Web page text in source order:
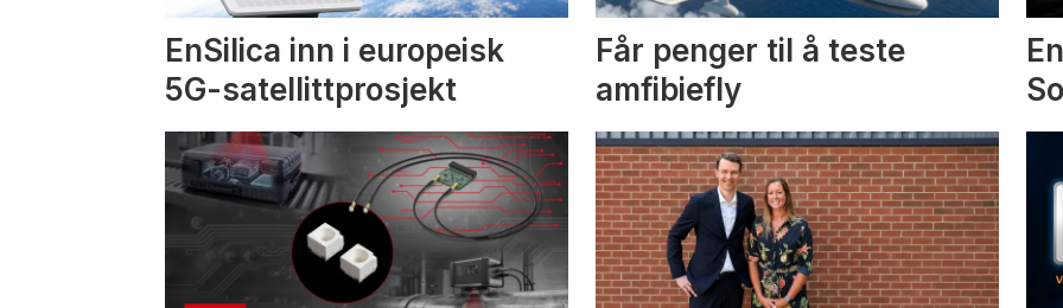
EnSilica inn i europeisk
5G-satellittprosjekt
Får penger til å teste
amfibiefly